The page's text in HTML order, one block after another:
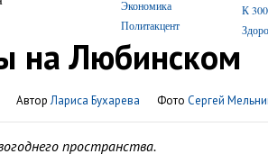
Экономика
Политакцент
К
на Любинском
АвторЛариса Бухарева Фото Сергей
пространства.